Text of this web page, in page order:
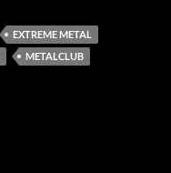
EXTREME METAL
METALCLUB